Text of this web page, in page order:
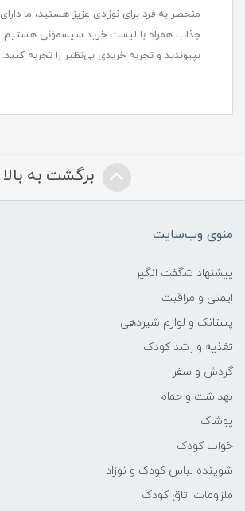
منحصر به فرد برای نوزادی عزیز هستید، ما
جذاب همراه با لیست خرید سیسمونی هستیم. به
بپیوندید و تجربه خریدی بی‌نظیر را تجربه کنید.
برگشت به بالا
منوی وب‌سایت
پیشنهاد شگفت انگیر
ایمنی و مراقبت
پستانک و لوازم شیردهی
تغذیه و رشد کودک
گردش و سفر
بهداشت و حمام
پوشاک
خواب کودک
شوینده لباس کودک و نوزاد
ملزومات اتاق کودک